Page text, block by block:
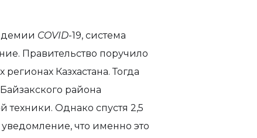
COVID-19, система
Правительство поручило
Казхастана. Тогда
района
Однако спустя 2,5
что именно это